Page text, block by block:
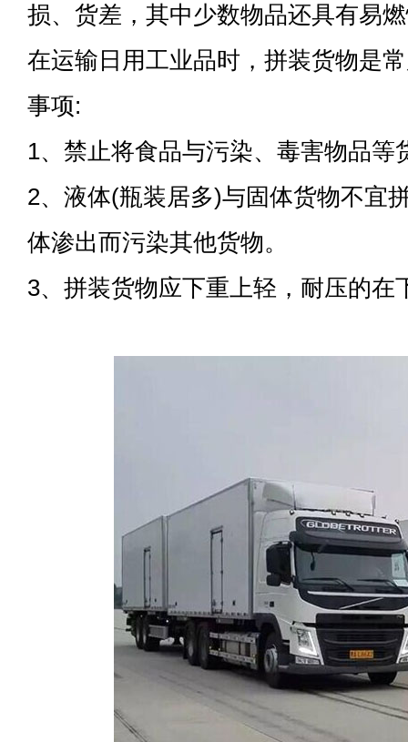
损、货差，其中少数物品还具有易
在运输日用工业品时，拼装货物是
事项:
1、禁止将食品与污染、毒害物品等
2、液体(瓶装居多)与固体货物不宜
体渗出而污染其他货物。
3、拼装货物应下重上轻，耐压的在